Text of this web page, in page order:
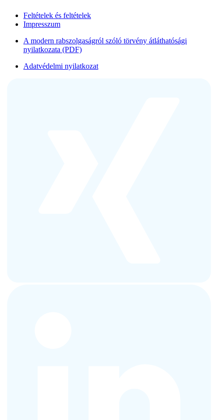
Feltételek és feltételek
Impresszum
A modern rabszolgaságról szóló törvény átláthatósági
nyilatkozata (PDF)
Adatvédelmi nyilatkozat